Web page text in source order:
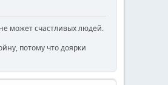
может счастливых людей.
потому что доярки